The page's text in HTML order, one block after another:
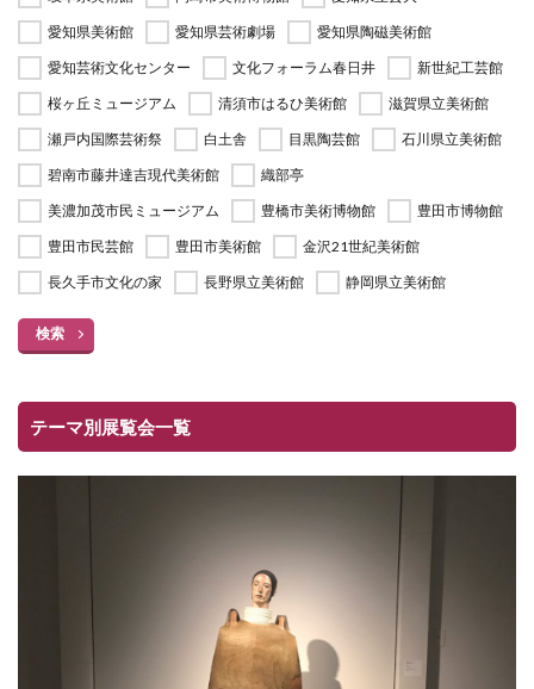
愛知県美術館
愛知県芸術劇場
愛知県陶磁美術館
愛知芸術文化センター
文化フォーラム春日井
新世紀工芸館
桜ヶ丘ミュージアム
清須市はるひ美術館
滋賀県立美術館
瀬戸内国際芸術祭
白土舎 目黒陶芸館
石川県立美術館
碧南市藤井達吉現代美術館
織部亭
美濃加茂市民ミュージアム
豊橋市美術博物館
豊田市博物館
豊田市民芸館
豊田市美術館
金沢21世紀美術館
長久手市文化の家
長野県立美術館 静岡県立美術館
検索
テーマ別展覧会一覧